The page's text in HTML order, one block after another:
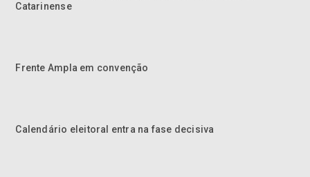
Catarinense
Frente Ampla em convenção
Calendário eleitoral entra na fase decisiva